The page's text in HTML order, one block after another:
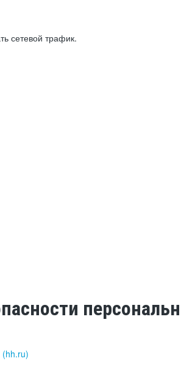
сетевой трафик.
(hh.ru)